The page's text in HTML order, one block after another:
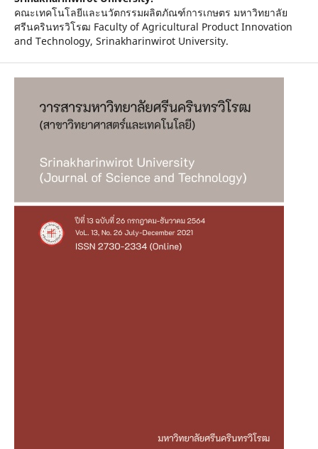
คณะเทคโนโลยีและนวัตกรรมผลิตภัณฑ์การเกษตร มหาวิทยาลัย
ศรีนครินทรวิโรฒ Faculty of Agricultural Product Innovation
and Technology, Srinakharinwirot University.